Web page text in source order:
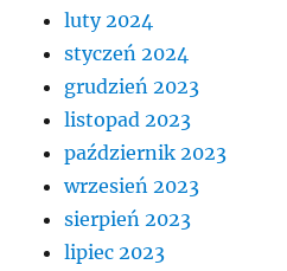
luty 2024
styczeń 2024
grudzień 2023
listopad 2023
październik 2023
wrzesień 2023
sierpień 2023
lipiec 2023